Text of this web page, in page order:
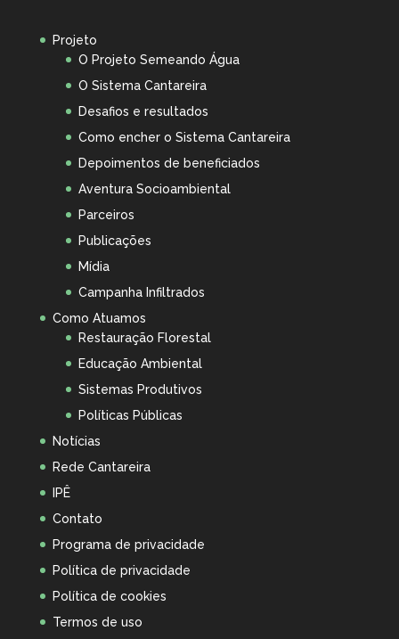
Projeto
O Projeto Semeando Água
O Sistema Cantareira
Desafios e resultados
Como encher o Sistema Cantareira
Depoimentos de beneficiados
Aventura Socioambiental
Parceiros
Publicações
Mídia
Campanha Infiltrados
Como Atuamos
Restauração Florestal
Educação Ambiental
Sistemas Produtivos
Políticas Públicas
Notícias
Rede Cantareira
IPÊ
Contato
Programa de privacidade
Política de privacidade
Política de cookies
Termos de uso